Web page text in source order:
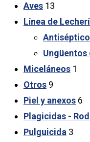
Aves 13
Línea de
Ungüentos
Miceláneos 1
Otros 9
Piel y anexos 6
Plagicidas -
Pulguicida 3